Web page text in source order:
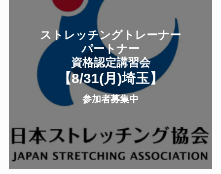
ストレッチングトレーナー
パートナー
資格認定講習会
【8/31(月 )埼玉】
参加者募集中